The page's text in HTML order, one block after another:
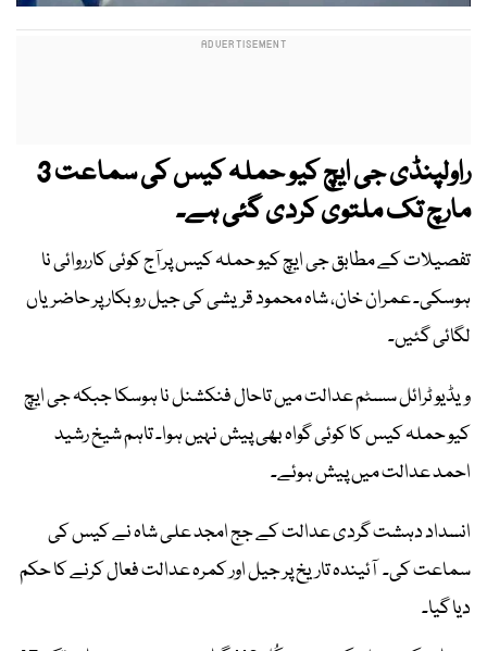
راولپنڈی جی ایچ کیو حملہ کیس کی سماعت 3
مارچ تک ملتوی کردی گئی ہے۔
تفصیلات کے مطابق جی ایچ کیو حملہ کیس پر آج کوئی کارروائی نا
ہوسکی۔ عمران خان، شاہ محمود قریشی کی جیل روبکار پر حاضریاں
لگائی گئیں۔
ویڈیو ٹرائل سسٹم عدالت میں تاحال فنکشنل نا ہوسکا جبکہ جی ایچ
کیو حملہ کیس کا کوئی گواہ بھی پیش نہیں ہوا۔ تاہم شیخ رشید
احمد عدالت میں پیش ہوئے۔
انسداد دہشت گردی عدالت کے جج امجد علی شاہ نے کیس کی
سماعت کی۔ آئیندہ تاریخ پر جیل اور کمرہ عدالت فعال کرنے کا حکم
دیا گیا۔